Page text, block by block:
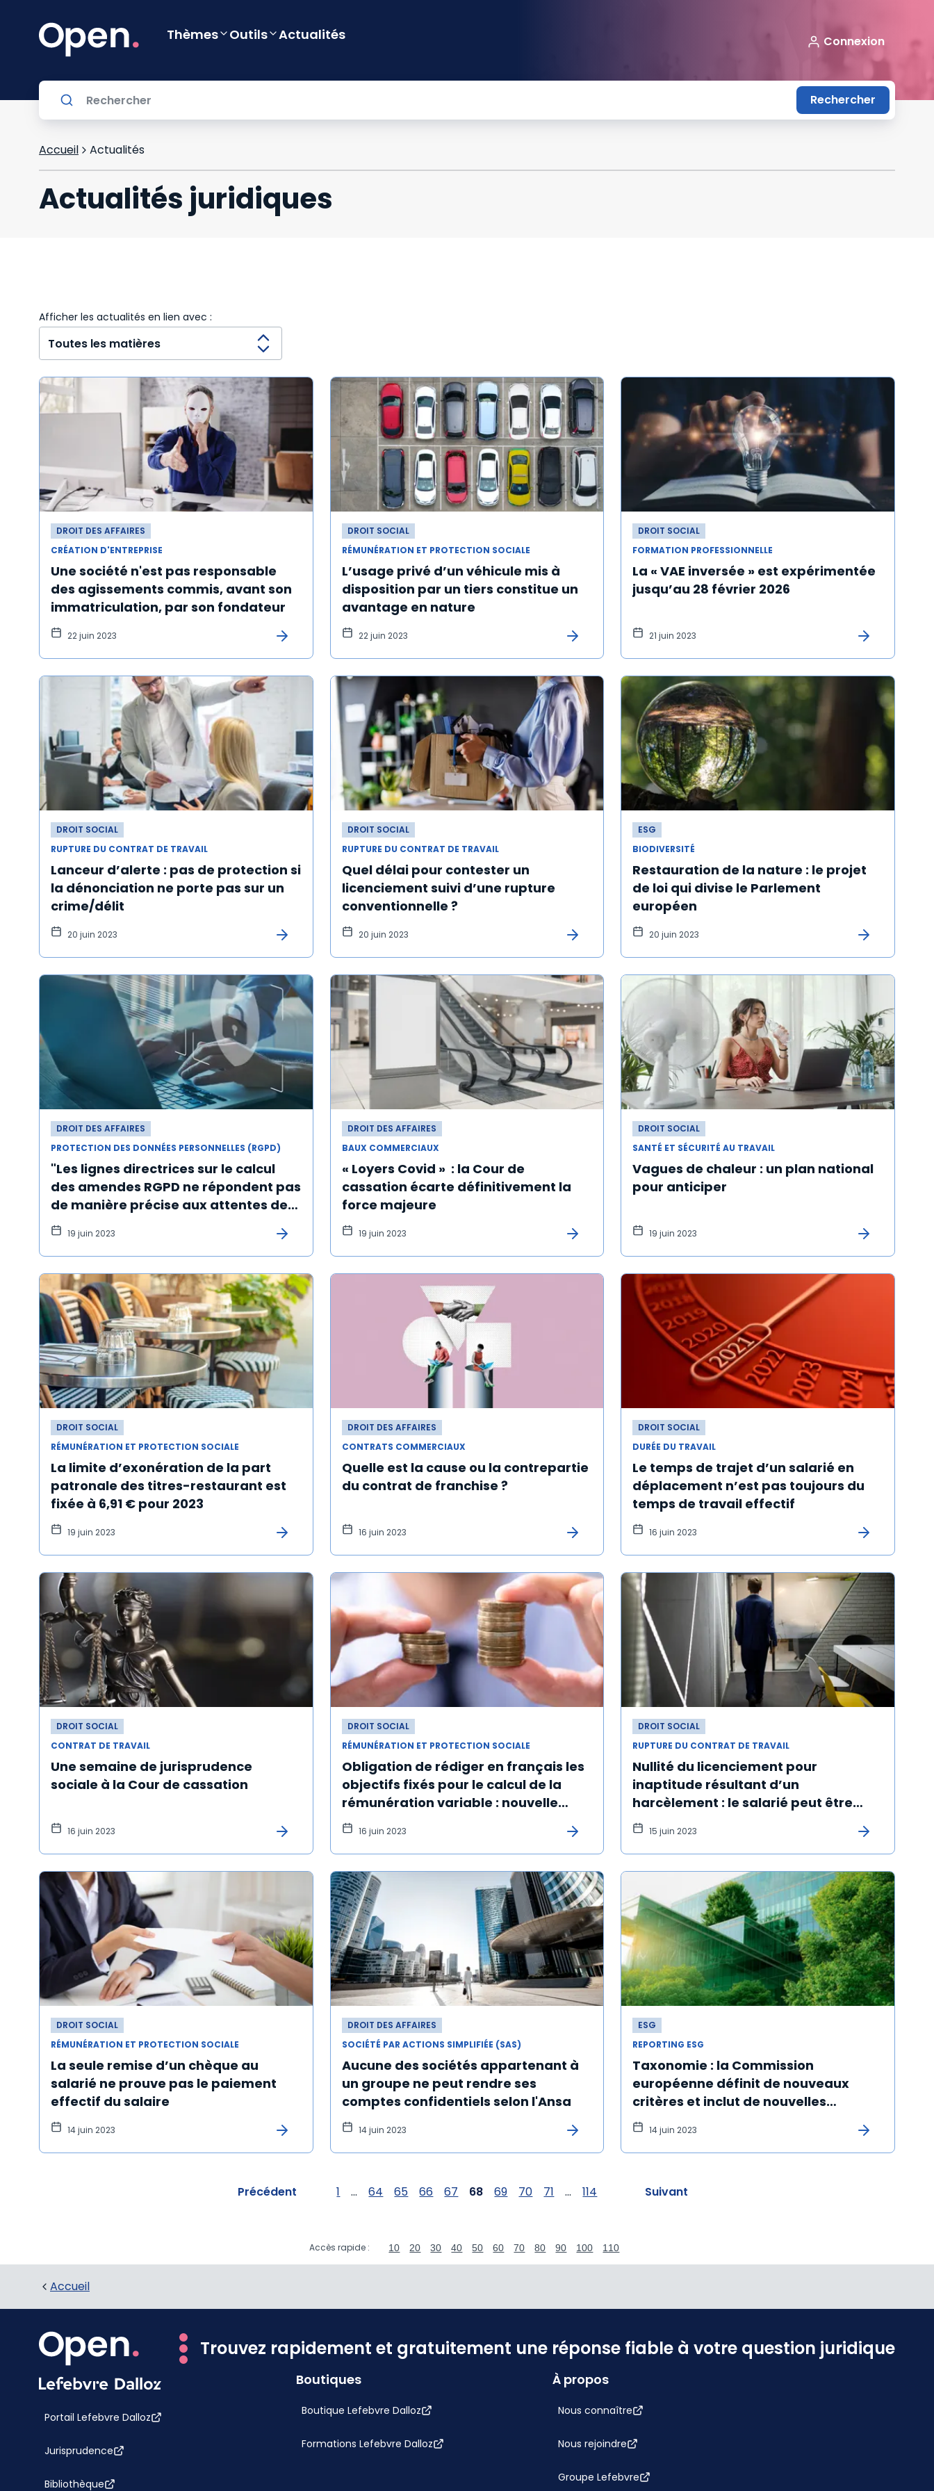
Thèmes Outils Actualités Connexion
Rechercher
Accueil Actualités
Actualités juridiques
Afficher les actualités en lien avec :
DROIT DES AFFAIRES
CRÉATION D'ENTREPRISE
Une société n'est pas responsable
des agissements commis, avant son
immatriculation, par son fondateur
22 juin 2023
DROIT SOCIAL
RÉMUNÉRATION ET PROTECTION SOCIALE
L’usage privé d’un véhicule mis à
disposition par un tiers constitue un
avantage en nature
22 juin 2023
DROIT SOCIAL
FORMATION PROFESSIONNELLE
La « VAE inversée » est expérimentée
jusqu’au 28 février 2026
21 juin 2023
DROIT SOCIAL
RUPTURE DU CONTRAT DE TRAVAIL
Lanceur d’alerte : pas de protection si
la dénonciation ne porte pas sur un
crime/délit
20 juin 2023
DROIT SOCIAL
RUPTURE DU CONTRAT DE TRAVAIL
Quel délai pour contester un
licenciement suivi d’une rupture
conventionnelle ?
20 juin 2023
ESG
BIODIVERSITÉ
Restauration de la nature : le projet
de loi qui divise le Parlement
européen
20 juin 2023
DROIT DES AFFAIRES
PROTECTION DES DONNÉES PERSONNELLES (RGPD)
"Les lignes directrices sur le calcul
des amendes RGPD ne répondent pas
de manière précise aux attentes des
entreprises"
19 juin 2023
DROIT DES AFFAIRES
BAUX COMMERCIAUX
« Loyers Covid » : la Cour de
cassation écarte définitivement la
force majeure
19 juin 2023
DROIT SOCIAL
SANTÉ ET SÉCURITÉ AU TRAVAIL
Vagues de chaleur : un plan national
pour anticiper
19 juin 2023
DROIT SOCIAL
RÉMUNÉRATION ET PROTECTION SOCIALE
La limite d’exonération de la part
patronale des titres-restaurant est
fixée à 6,91 € pour 2023
19 juin 2023
DROIT DES AFFAIRES
CONTRATS COMMERCIAUX
Quelle est la cause ou la contrepartie
du contrat de franchise ?
16 juin 2023
DROIT SOCIAL
DURÉE DU TRAVAIL
Le temps de trajet d’un salarié en
déplacement n’est pas toujours du
temps de travail effectif
16 juin 2023
DROIT SOCIAL
CONTRAT DE TRAVAIL
Une semaine de jurisprudence
sociale à la Cour de cassation
16 juin 2023
DROIT SOCIAL
RÉMUNÉRATION ET PROTECTION SOCIALE
Obligation de rédiger en français les
objectifs fixés pour le calcul de la
rémunération variable : nouvelle
illustration
16 juin 2023
DROIT SOCIAL
RUPTURE DU CONTRAT DE TRAVAIL
Nullité du licenciement pour
inaptitude résultant d’un
harcèlement : le salarié peut être
réintégré
15 juin 2023
DROIT SOCIAL
RÉMUNÉRATION ET PROTECTION SOCIALE
La seule remise d’un chèque au
salarié ne prouve pas le paiement
effectif du salaire
14 juin 2023
DROIT DES AFFAIRES
SOCIÉTÉ PAR ACTIONS SIMPLIFIÉE (SAS)
Aucune des sociétés appartenant à
un groupe ne peut rendre ses
comptes confidentiels selon l'Ansa
14 juin 2023
ESG
REPORTING ESG
Taxonomie : la Commission
européenne définit de nouveaux
critères et inclut de nouvelles
activités éligibles
14 juin 2023
Précédent 1 ... 64 65 66 67 68 69 70 71 ... 114 Suivant
Accès rapide : 10 20 30 40 50 60 70 80 90 100 110
Accueil
Trouvez rapidement et gratuitement une réponse fiable à votre question juridique
Portail Lefebvre Dalloz
Jurisprudence
Bibliothèque
Boutiques
Boutique Lefebvre Dalloz
Formations Lefebvre Dalloz
À propos
Nous connaître
Nous rejoindre
Groupe Lefebvre